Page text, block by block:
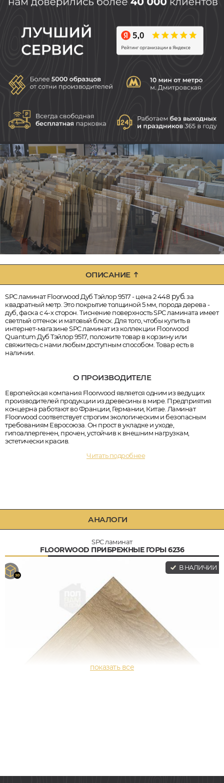
ОПИСАНИЕ
SPC ламинат Floorwood Дуб Тэйлор 9517 - цена 2 448руб.за
квадратный метр. Это покрытие толщиной 5 мм, порода дерева -
дуб, фаска с 4-х сторон. Тиснение поверхность SPC ламината имеет
светлый оттенок и матовый блеск. Для того, чтобы купить в
интернет-магазине SPC ламинат из коллекции Floorwood
Quantum Дуб Тэйлор 9517, положите товар в корзину или
свяжитесь с нами любым доступным способом. Товар есть в
наличии.
О ПРОИЗВОДИТЕЛЕ
Европейская компания Floorwood является одним из ведущих
производителей продукции из древесины в мире. Предприятия
концерна работают во Франции, Германии, Китае. Ламинат
Floorwood соответствует строгим экологическим и безопасным
требованиям Евросоюза. Он прост в укладке и уходе,
гипоаллергенен, прочен, устойчив к внешним нагрузкам,
эстетически красив.
Читать подробнее
АНАЛОГИ
SPC ламинат
FLOORWOOD ПРИБРЕЖНЫЕ ГОРЫ 6236
В НАЛИЧИИ